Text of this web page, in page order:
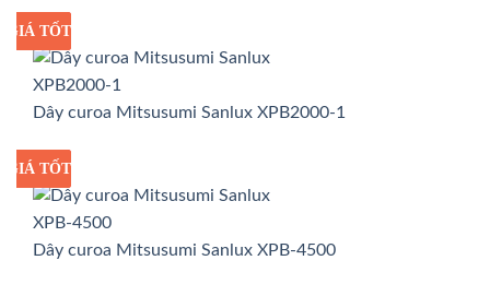
GIÁ SỈ
GIÁ TỐT
Dây curoa Mitsusumi Sanlux XPB2000-1
GIÁ SỈ
GIÁ TỐT
Dây curoa Mitsusumi Sanlux XPB-4500